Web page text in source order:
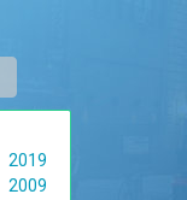
2019
2009